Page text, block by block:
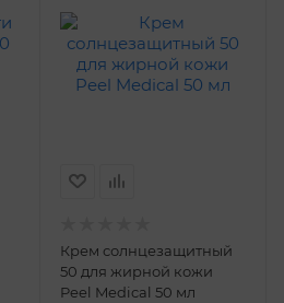
Крем солнцезащитный
50 для жирной кожи
Peel Medical 50 мл